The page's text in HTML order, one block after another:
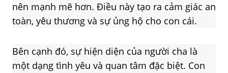
nên mạnh mẽ hơn. Điều này tạo ra cảm giác an
toàn, yêu thương và sự ủng hộ cho con cái.
Bên cạnh đó, sự hiện diện của người cha là
một dạng tình yêu và quan tâm đặc biệt. Con